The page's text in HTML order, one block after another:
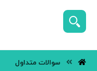
سوالات متداول